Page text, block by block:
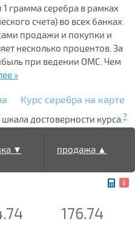
грамма серебра в рамках
счета) во всех банках
продажи и покупки и
несколько процентов. За
при ведении ОМС. Чем
»
Курс серебра на карте
достоверности курса.?
▼ продажа ▲
176.74